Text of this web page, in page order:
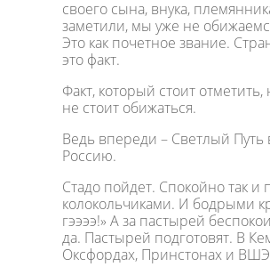
своего сына, внука,
заметили, мы уже не
Это как почетное звание.
это факт.
Факт, который стоит
не стоит обижаться.
Ведь впереди – Светлый Путь
Россию.
Стадо пойдет. Спокойно так и
колокольчиками. И бодрыми
гээээ!» А за пастырей
да. Пастырей подготовят. В
Оксфордах, Принстонах и ВШЭ.